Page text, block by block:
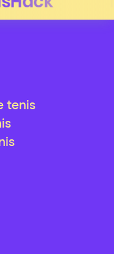
tenis